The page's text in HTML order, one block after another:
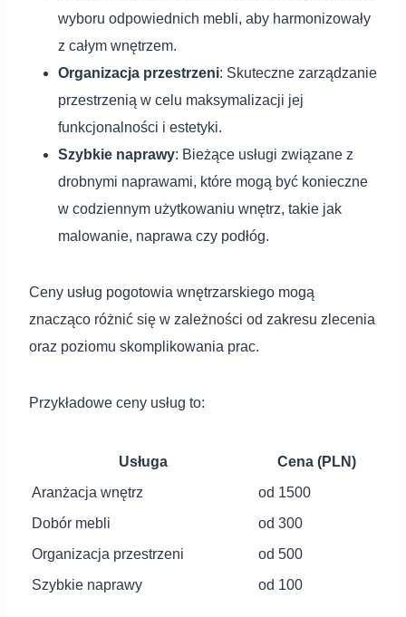
wyboru odpowiednich mebli, aby harmonizowały
z całym wnętrzem.
Organizacja przestrzeni: Skuteczne zarządzanie
przestrzenią w celu maksymalizacji jej
funkcjonalności i estetyki.
Szybkie naprawy: Bieżące usługi związane z
drobnymi naprawami, które mogą być konieczne
w codziennym użytkowaniu wnętrz, takie jak
malowanie, naprawa czy podłóg.
Ceny usług pogotowia wnętrzarskiego mogą
znacząco różnić się w zależności od zakresu zlecenia
oraz poziomu skomplikowania prac.
Przykładowe ceny usług to:
Usługa
Cena (PLN)
Aranżacja wnętrz
od 1500
Dobór mebli
od 300
Organizacja przestrzeni
od 500
Szybkie naprawy
od 100